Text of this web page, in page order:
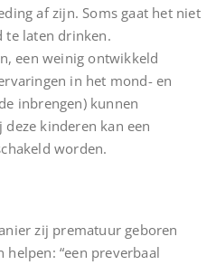
af zijn. Soms gaat het niet
te laten drinken.
een weinig ontwikkeld
in het mond- en
inbrengen) kunnen
kinderen kan een
worden.
zij prematuur geboren
“een preverbaal